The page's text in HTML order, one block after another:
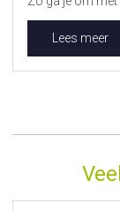
Lees meer